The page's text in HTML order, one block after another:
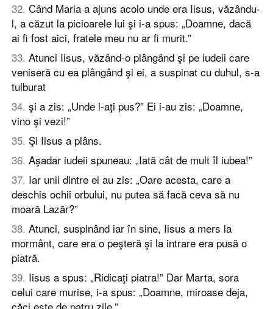
32. Când Maria a ajuns acolo unde era Iisus, văzându-
l, a căzut la picioarele lui şi i-a spus: „Doamne, dacă
ai fi fost aici, fratele meu nu ar fi murit.”
33. Atunci Iisus, văzând-o plângând şi pe iudeii care
veniseră cu ea plângând şi ei, a suspinat cu duhul, s-a
tulburat
34. şi a zis: „Unde l-aţi pus?” Ei i-au zis: „Doamne,
vino şi vezi!”
35. Şi Iisus a plâns.
36. Aşadar iudeii spuneau: „Iată cât de mult îl iubea!”
37. Iar unii dintre ei au zis: „Oare acesta, care a
deschis ochii orbului, nu putea să facă ceva să nu
moară Lazăr?”
38. Atunci, suspinând iar în sine, Iisus a mers la
mormânt, care era o peşteră şi la intrare era pusă o
piatră.
39. Iisus a spus: „Ridicaţi piatra!” Dar Marta, sora
celui care murise, i-a spus: „Doamne, miroase deja,